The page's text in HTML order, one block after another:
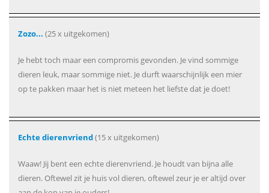
Zozo... (25 x uitgekomen)
Je hebt toch maar een compromis gevonden. Je vind sommige
dieren leuk, maar sommige niet. Je durft waarschijnlijk een mier
op te pakken maar het is niet meteen het liefste dat je doet!
Echte dierenvriend(15 x uitgekomen)
Waaw! Jij bent een echte dierenvriend. Je houdt van bijna alle
dieren. Oftewel zit je huis vol dieren, oftewel zeur je er altijd over